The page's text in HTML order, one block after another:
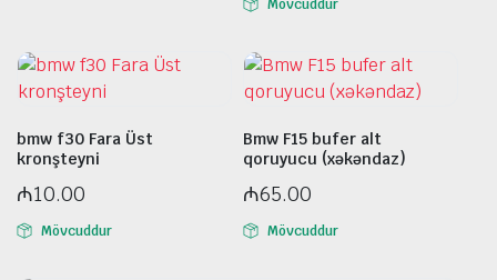
Mövcuddur
bmw f30 Fara Üst
kronşteyni
₼10.00
Mövcuddur
Bmw F15 bufer alt
qoruyucu (xəkəndaz)
₼65.00
Mövcuddur